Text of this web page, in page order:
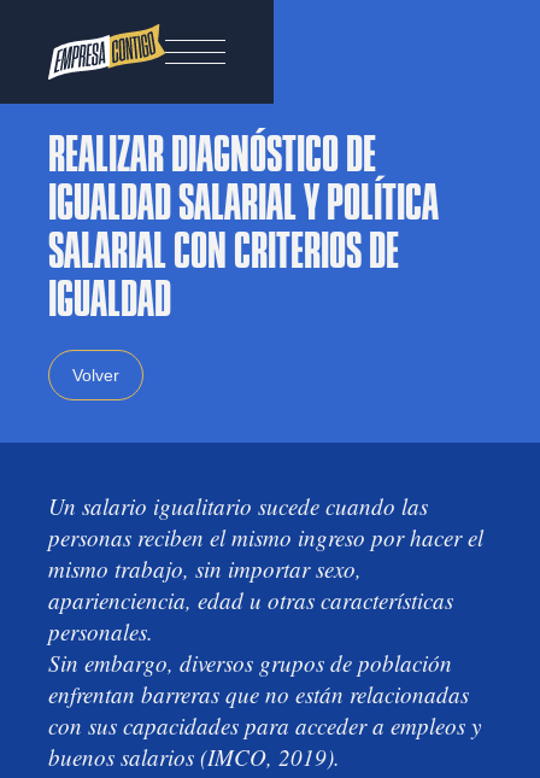
REALIZAR DIAGNÓSTICO DE
IGUALDAD SALARIAL Y POLÍTICA
SALARIAL CON CRITERIOS DE
IGUALDAD
Volver
Un salario igualitario sucede cuando las
personas reciben el mismo ingreso por hacer el
mismo trabajo, sin importar sexo,
aparienciencia, edad u otras características
personales.
Sin embargo, diversos grupos de población
enfrentan barreras que no están relacionadas
con sus capacidades para acceder a empleos y
buenos salarios (IMCO, 2019).